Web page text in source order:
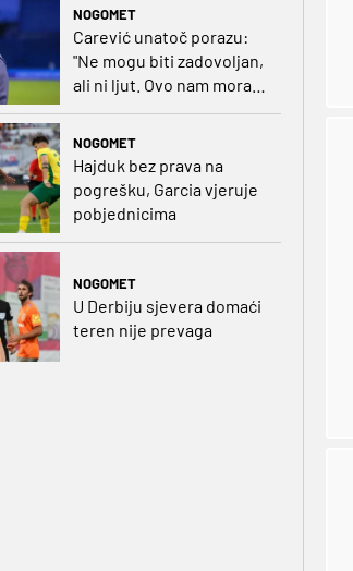
NOGOMET
Carević unatoč porazu:
"Ne mogu biti zadovoljan,
ali ni ljut. Ovo nam mora
biti putokaz"
NOGOMET
Hajduk bez prava na
pogrešku, Garcia vjeruje
pobjednicima
NOGOMET
U Derbiju sjevera domaći
teren nije prevaga